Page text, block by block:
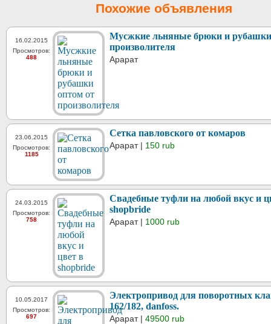
Похожие объявления
16.02.2015
Просмотров:
488
Мусжкие льняные брюки и
произволителя
Арарат
23.06.2015
Просмотров:
1185
Сетка павловского от комаров
Арарат | 150 rub
24.03.2015
Просмотров:
758
Свадебные туфли на любой вкус и
shopbride
Арарат | 1000 rub
10.05.2017
Просмотров:
697
Электропривод для поворотных
162/182, danfoss.
Арарат | 49500 rub